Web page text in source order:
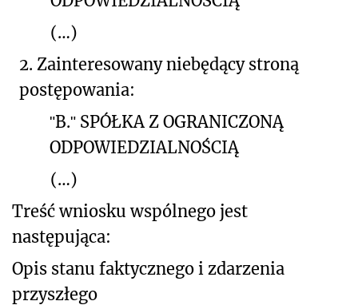
(…)
2. Zainteresowany niebędący stroną
postępowania:
ʺB.ʺ SPÓŁKA Z OGRANICZONĄ
ODPOWIEDZIALNOŚCIĄ
(…)
Treść wniosku wspólnego jest
następująca:
Opis stanu faktycznego i zdarzenia
przyszłego